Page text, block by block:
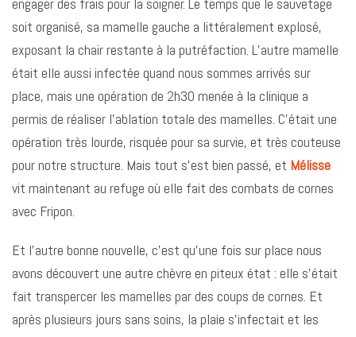
soit organisé, sa mamelle gauche a littéralement explosé,
exposant la chair restante à la putréfaction. L’autre mamelle
était elle aussi infectée quand nous sommes arrivés sur
place, mais une opération de 2h30 menée à la clinique a
permis de réaliser l’ablation totale des mamelles. C’était une
opération très lourde, risquée pour sa survie, et très couteuse
pour notre structure. Mais tout s’est bien passé, et Mélisse
vit maintenant au refuge où elle fait des combats de cornes
avec Fripon.
Et l’autre bonne nouvelle, c’est qu’une fois sur place nous
avons découvert une autre chèvre en piteux état : elle s’était
fait transpercer les mamelles par des coups de cornes. Et
après plusieurs jours sans soins, la plaie s’infectait et les